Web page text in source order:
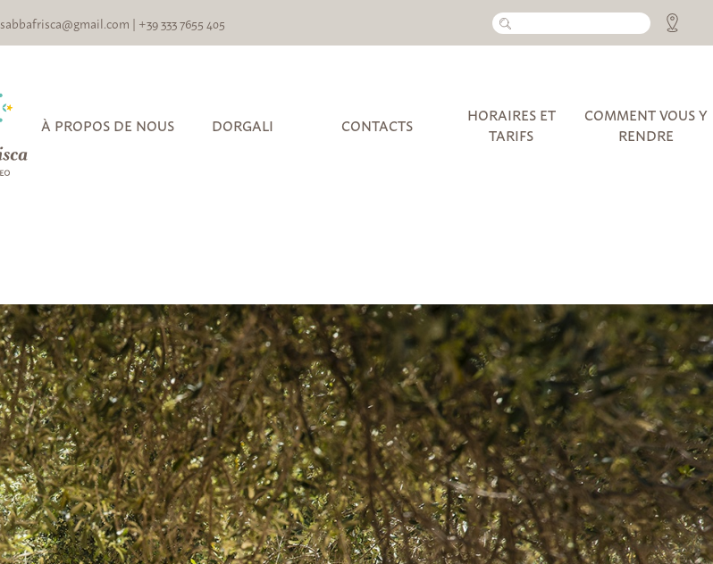
sabbafrisca@gmail.com | +39 333 7655 405
À PROPOS DE NOUS DORGALI CONTACTS HORAIRES ET
TARIFS
COMMENT VOUS Y
RENDRE